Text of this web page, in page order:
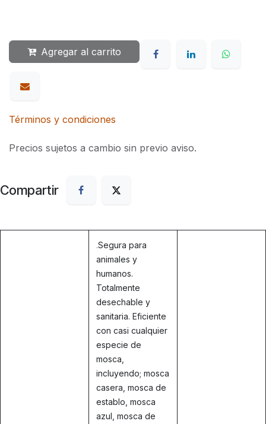
Agregar al carrito
Términos y condiciones
Precios sujetos a cambio sin previo aviso.
Compartir
.Segura para
animales y
humanos.
Totalmente
desechable y
sanitaria. Eficiente
con casi cualquier
especie de
mosca,
incluyendo; mosca
casera, mosca de
establo, mosca
azul, mosca de